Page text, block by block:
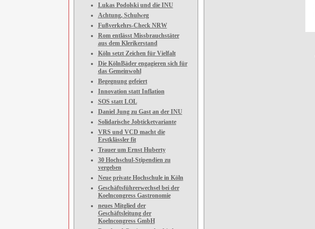
Lukas Podolski und die INU
Achtung, Schulweg
Fußverkehrs-Check NRW
Rom entlässt Missbrauchstäter
aus dem Klerikerstand
Köln setzt Zeichen für Vielfalt
Die KölnBäder engagieren sich für
das Gemeinwohl
Begegnung gefeiert
Innovation statt Inflation
SOS statt LOL
Daniel Jung zu Gast an der INU
Solidarische Jobticketvariante
VRS und VCD macht die
Erstklässler fit
Trauer um Ernst Huberty
30 Hochschul-Stipendien zu
vergeben
Neue private Hochschule in Köln
Geschäftsführerwechsel bei der
Koelncongress Gastronomie
neues Mitglied der
Geschäftsleitung der
Koelncongress GmbH